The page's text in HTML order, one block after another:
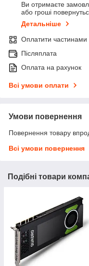
Ви отримаєте
або гроші
Детальніше
Оплатити частинами
Післяплата
Оплата на рахунок
Всі умови оплати
Умови повернення
Повернення товару
Всі умови повернення
Подібні товари